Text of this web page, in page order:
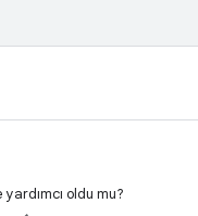
yardımcı oldu mu?